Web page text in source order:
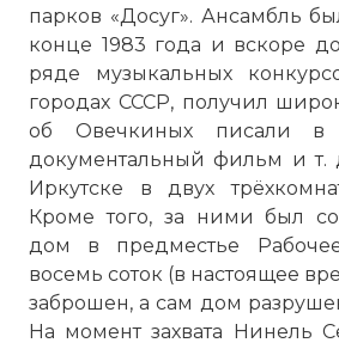
парков «Досуг». Ансамбль
конце 1983 года и вскоре
ряде музыкальных
городах СССР, получил
об Овечкиных писали в
документальный фильм и т.
Иркутске в двух
Кроме того, за ними был
дом в предместье
восемь соток (в настоящее
заброшен, а сам дом
На момент захвата Нинель